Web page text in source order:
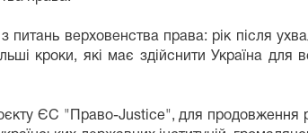
верховенства права: рік після
кроки, які має здійснити Україна для
ЄС "Право-Justice", для продовження